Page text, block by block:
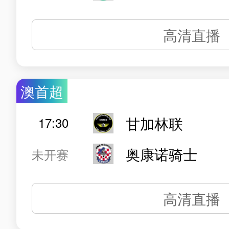
高清直播
澳首超
17:30
未开赛
甘加林联
奥康诺骑士
高清直播